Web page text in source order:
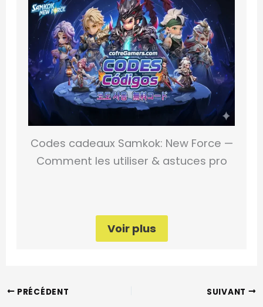
Codes cadeaux Samkok: New Force —
Comment les utiliser & astuces pro
Voir plus
PRÉCÉDENT SUIVANT